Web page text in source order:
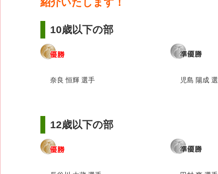
紹介いたします！
10歳以下の部
奈良 恒輝 選手 児島 陽成
12歳以下の部